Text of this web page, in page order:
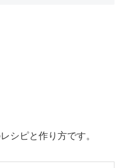
シピと作り方です。